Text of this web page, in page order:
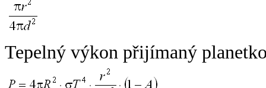
Tepelný výkon přijímaný